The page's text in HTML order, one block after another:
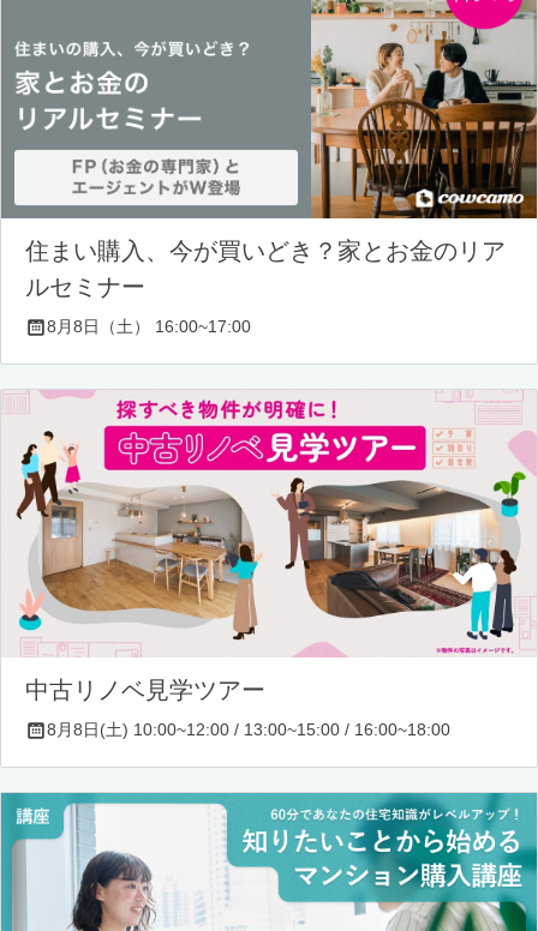
住まい購入、今が買いどき？家とお金のリア
ルセミナー
8月8日（土） 16:00~17:00
中古リノベ見学ツアー
8月8日(土) 10:00~12:00 / 13:00~15:00 / 16:00~18:00